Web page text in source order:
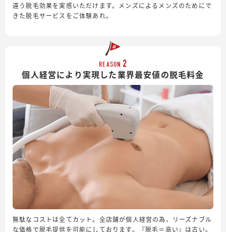
違う脱毛効果を実感いただけます。メンズによるメンズのためにで
きた脱毛サービスをご体験あれ。
REASON 2
個人経営により実現した業界最安値の脱毛料金
無駄なコストは全てカット。全店舗が個人経営の為、リーズナブル
な価格で脱毛提供を可能にしております。『脱毛＝高い』は古い。